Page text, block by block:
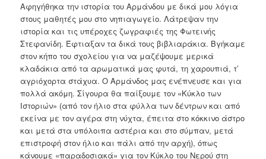
Αφηγήθηκα την ιστορία του Αρμάνδου με δικά μου λόγια
στους μαθητές μου στο νηπιαγωγείο. Λάτρεψαν την
ιστορία και τις υπέροχες ζωγραφιές της Φωτεινής
Στεφανίδη. Έφτιαξαν τα δικά τους βιβλιαράκια. Βγήκαμε
στον κήπο του σχολείου για να μαζέψουμε μερικά
κλαδάκια από τα αρωματικά μας φυτά, τη χαρουπιά, τ’
αγριόχορτα στάχυα. Ο Αρμάνδος μας ενέπνευσε και για
πολλά ακόμη. Σίγουρα θα παίξουμε τον «Κύκλο των
Ιστοριών» (από τον ήλιο στα φύλλα των δέντρων και από
εκείνα με τον αγέρα στη νύχτα, έπειτα στο κόκκινο άστρο
και μετά στα υπόλοιπα αστέρια και στο σύμπαν, μετά
επιστροφή στον ήλιο και πάλι από την αρχή), όπως
κάνουμε «παραδοσιακά» για τον Κύκλο του Νερού στη